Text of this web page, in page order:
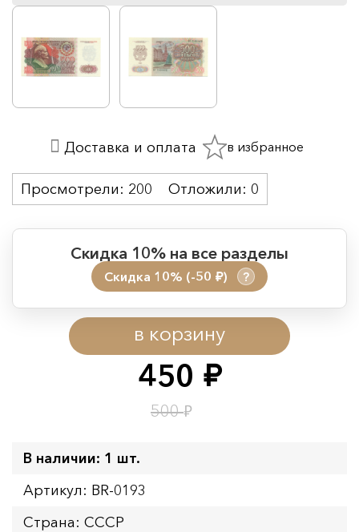
450 руб.
500₽
в корзину
Скидка 10% на все разделы
Скидка 10% (-50 руб.) ?
Период действия акции:
Начало:
08.08.2026 00:01
Окончание:
09.08.2026 23:59
Время до окончания:
Просмотрели: 200 Отложили: 0
Доставка и оплата в избранное
В наличии: 1 шт.
Артикул: BR-0193
Страна: СССР